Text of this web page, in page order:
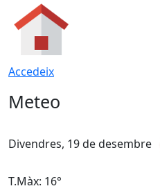
Accedeix
Meteo
Divendres, 19 de desembre
T.Màx: 16°